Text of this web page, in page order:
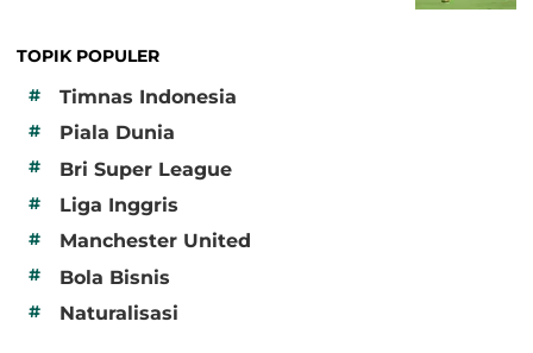
TOPIK POPULER
#
Timnas Indonesia
# Piala Dunia
# Bri Super League
# Liga Inggris
# Manchester United
# Bola Bisnis
# Naturalisasi